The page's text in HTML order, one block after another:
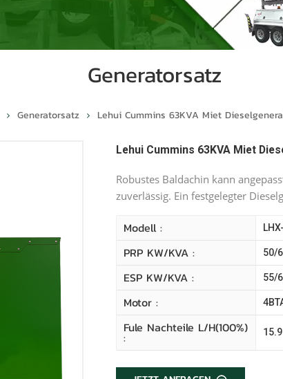
Generatorsatz
Generatorsatz Lehui Cummins 63KVA Miet
Lehui Cummins 63KVA Miet
Robustes Baldachin kann
zuverlässig. Ein festgelegter
Modell :
PRP KW/kVA : 50/
ESP KW/kVA : 55/
Motor :
Fule Nachteile L/H(100%)
: 15.9